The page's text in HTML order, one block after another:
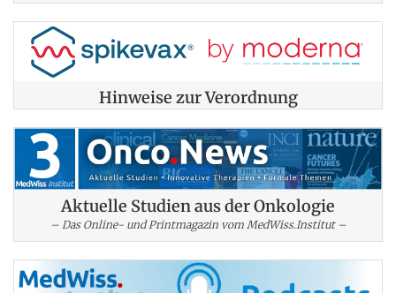
Hinweise zur Verordnung
Aktuelle Studien aus der Onkologie
– Das Online- und Printmagazin vom MedWiss.Institut –